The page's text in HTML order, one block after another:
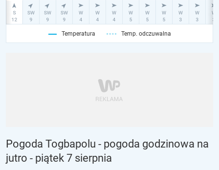
Temperatura Temp. odczuwalna
Pogoda Togbapolu - pogoda godzinowa na
jutro - piątek 7 sierpnia